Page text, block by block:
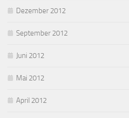
Dezember 2012
September 2012
Juni 2012
Mai 2012
April 2012